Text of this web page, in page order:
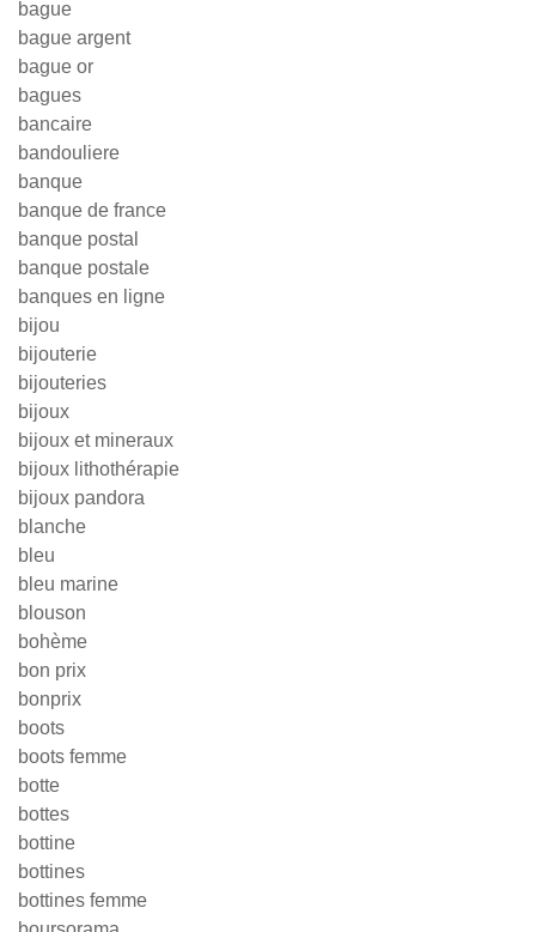
bague
bague argent
bague or
bagues
bancaire
bandouliere
banque
banque de france
banque postal
banque postale
banques en ligne
bijou
bijouterie
bijouteries
bijoux
bijoux et mineraux
bijoux lithothérapie
bijoux pandora
blanche
bleu
bleu marine
blouson
bohème
bon prix
bonprix
boots
boots femme
botte
bottes
bottine
bottines
bottines femme